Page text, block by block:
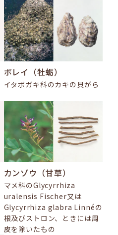
ボレイ（牡蛎）
イタボガキ科のカキの貝がら
カンゾウ（甘草）
マメ科のGlycyrrhiza
uralensis Fischer又は
Glycyrrhiza glabra Linnéの
根及びストロン、ときには周
皮を除いたもの